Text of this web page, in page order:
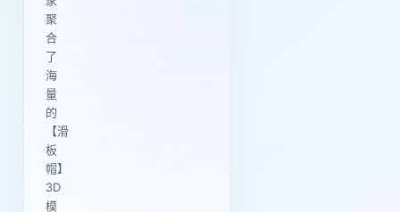
聚
合
了
海
量
的
【滑
板
帽】
3D
模